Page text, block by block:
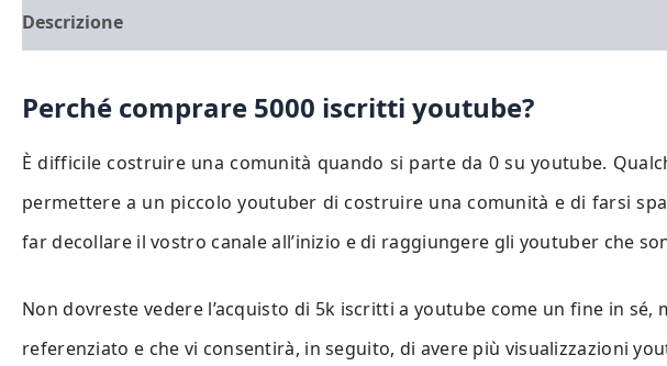
Descrizione
Perché comprare 5000 iscritti youtube?
È difficile costruire una comunità quando si parte da 0 su youtube.
permettere a un piccolo youtuber di costruire una comunità e di farsi
far decollare il vostro canale all’inizio e di raggiungere gli youtuber che
Non dovreste vedere l’acquisto di 5k iscritti a youtube come un fine in
referenziato e che vi consentirà, in seguito, di avere più visualizzazioni